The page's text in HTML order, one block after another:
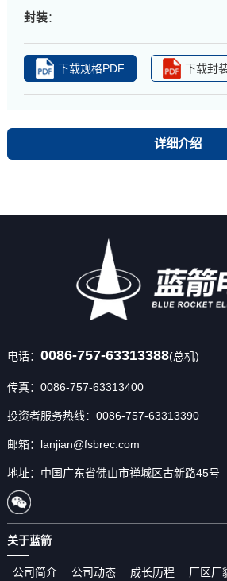
封装：
下载规格PDF 下载封
详细介绍
电话： 0086-757-63313388(总机)
传真：0086-757-63313400
投资者服务热线：0086-757-63313390
邮箱：lanjian@fsbrec.com
地址：中国广东省佛山市禅城区古新路45号
关于蓝箭
公司简介 公司动态 成长历程 厂区厂